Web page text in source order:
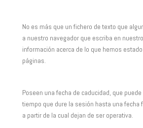
No es más que un fichero de texto que
a nuestro navegador que escriba en
información acerca de lo que hemos
páginas.
Poseen una fecha de caducidad, que
tiempo que dure la sesión hasta una fecha
a partir de la cual dejan de ser operativa.